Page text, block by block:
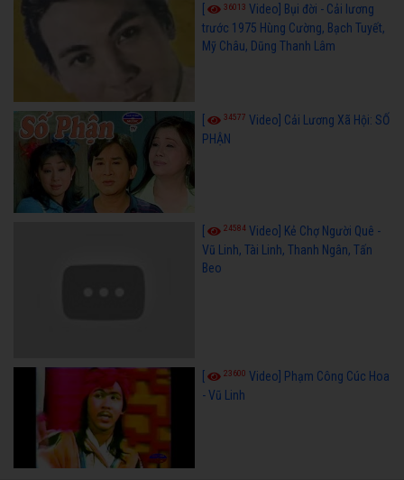
36013 Video] Bụi đời - Cải lương
trước 1975 Hùng Cường, Bạch Tuyết,
Mỹ Châu, Dũng Thanh Lâm
34577 Video] Cải Lương Xã Hội: SỐ
PHẬN
24584 Video] Kẻ Chợ Người Quê -
Vũ Linh, Tài Linh, Thanh Ngân, Tấn
Beo
[ 23600 Video] Phạm Công Cúc Hoa
- Vũ Linh